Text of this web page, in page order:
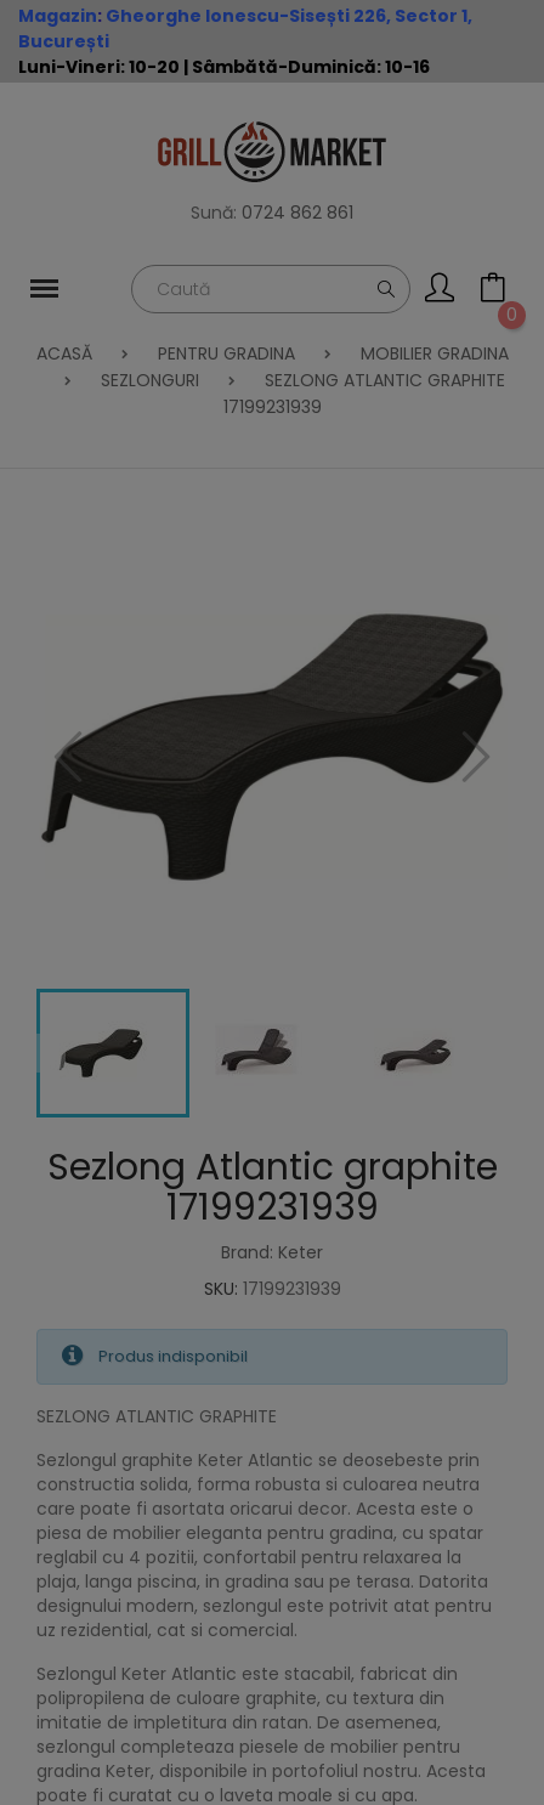
Magazin: Gheorghe Ionescu-Sisești 226, Sector 1,
București
Luni-Vineri: 10-20 | Sâmbătă-Duminică: 10-16
Sună: 0724 862 861
0
ACASĂ
PENTRU GRADINA
MOBILIER GRADINA
SEZLONGURI
SEZLONG ATLANTIC GRAPHITE
17199231939
Sezlong Atlantic graphite
17199231939
Brand: Keter
SKU: 17199231939
Produs indisponibil
SEZLONG ATLANTIC GRAPHITE
Sezlongul graphite Keter Atlantic se deosebeste prin
constructia solida, forma robusta si culoarea neutra
care poate fi asortata oricarui decor. Acesta este o
piesa de mobilier eleganta pentru gradina, cu spatar
reglabil cu 4 pozitii, confortabil pentru relaxarea la
plaja, langa piscina, in gradina sau pe terasa. Datorita
designului modern, sezlongul este potrivit atat pentru
uz rezidential, cat si comercial.
Sezlongul Keter Atlantic este stacabil, fabricat din
polipropilena de culoare graphite, cu textura din
imitatie de impletitura din ratan. De asemenea,
sezlongul completeaza piesele de mobilier pentru
gradina Keter, disponibile in portofoliul nostru. Acesta
poate fi curatat cu o laveta moale si cu apa.